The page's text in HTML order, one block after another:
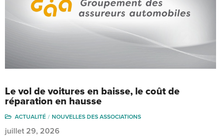
Le vol de voitures en baisse, le coût de
réparation en hausse
ACTUALITÉ NOUVELLES DES ASSOCIATIONS
juillet 29, 2026